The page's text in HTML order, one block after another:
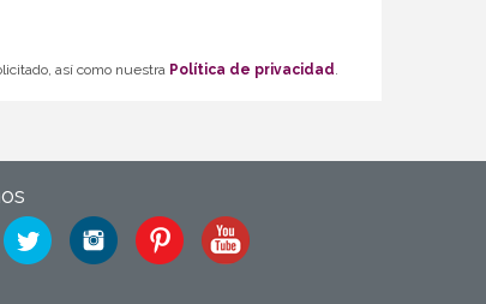
así como nuestra Política de privacidad.